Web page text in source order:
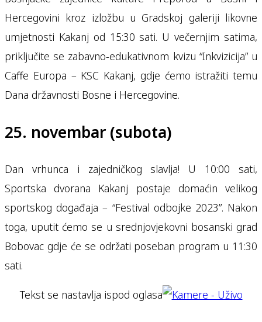
Hercegovini kroz izložbu u Gradskoj galeriji likovne
umjetnosti Kakanj od 15:30 sati. U večernjim satima,
priključite se zabavno-edukativnom kvizu “Inkvizicija” u
Caffe Europa – KSC Kakanj, gdje ćemo istražiti temu
Dana državnosti Bosne i Hercegovine.
25. novembar (subota)
Dan vrhunca i zajedničkog slavlja! U 10:00 sati,
Sportska dvorana Kakanj postaje domaćin velikog
sportskog događaja – “Festival odbojke 2023”. Nakon
toga, uputit ćemo se u srednjovjekovni bosanski grad
Bobovac gdje će se održati poseban program u 11:30
sati.
Tekst se nastavlja ispod oglasa